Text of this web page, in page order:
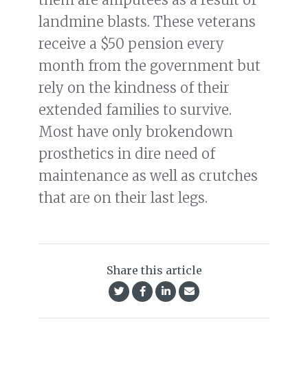
landmine blasts. These veterans
receive a $50 pension every
month from the government but
rely on the kindness of their
extended families to survive.
Most have only brokendown
prosthetics in dire need of
maintenance as well as crutches
that are on their last legs.
Share this article